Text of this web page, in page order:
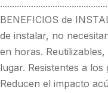
BENEFICIOS de
de instalar, no
en horas.
lugar. Resistentes a
Reducen el impacto